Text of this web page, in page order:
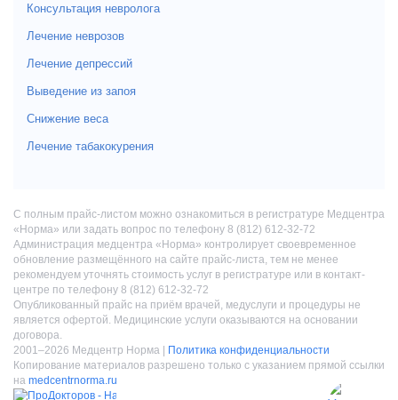
Консультация невролога
Лечение неврозов
Лечение депрессий
Выведение из запоя
Снижение веса
Лечение табакокурения
С полным прайс-листом можно ознакомиться в регистратуре Медцентра
«Норма» или задать вопрос по телефону 8 (812) 612-32-72
Администрация медцентра «Норма» контролирует своевременное
обновление размещённого на сайте прайс-листа, тем не менее
рекомендуем уточнять стоимость услуг в регистратуре или в контакт-
центре по телефону 8 (812) 612-32-72
Опубликованный прайс на приём врачей, медуслуги и процедуры не
является офертой. Медицинские услуги оказываются на основании
договора.
2001–2026 Медцентр Норма | Политика конфиденциальности
Копирование материалов разрешено только с указанием прямой ссылки
на medcentrnorma.ru